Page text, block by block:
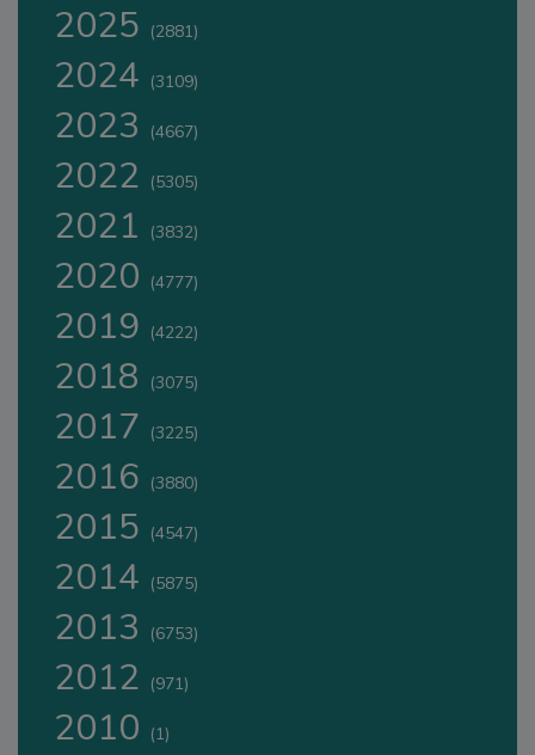
2025 (2881)
2024 (3109)
2023 (4667)
2022 (5305)
2021 (3832)
2020 (4777)
2019 (4222)
2018 (3075)
2017 (3225)
2016 (3880)
2015 (4547)
2014 (5875)
2013 (6753)
2012 (971)
2010 (1)